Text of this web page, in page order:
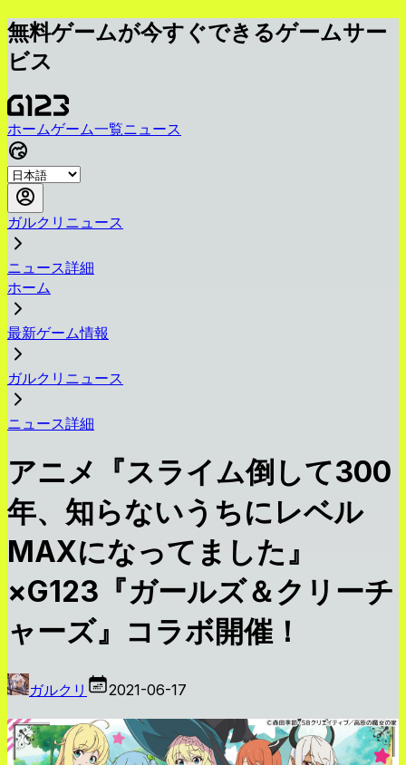
無料ゲームが今すぐできるゲームサー
ビス
ホームゲーム一覧ニュース
ガルクリニュース
ニュース詳細
ホーム
最新ゲーム情報
ガルクリニュース
ニュース詳細
アニメ『スライム倒して300
年、知らないうちにレベル
MAXになってました』
×G123『ガールズ＆クリーチ
ャーズ』コラボ開催！
ガルクリ 2021-06-17